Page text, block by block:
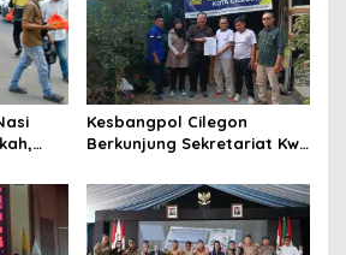
Kesbangpol Cilegon
Berkunjung Sekretariat Kwri
Kemitraan yang kokoh